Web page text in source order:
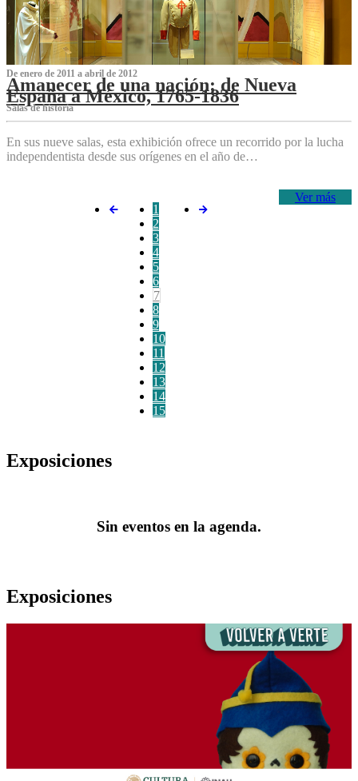
De enero de 2011 a abril de 2012
Amanecer de una nación: de Nueva
España a México, 1765-1836
Salas de historia
En sus nueve salas, esta exhibición ofrece un recorrido por la lucha
independentista desde sus orígenes en el año de…
Ver más
1
2
3
4
5
6
7
8
9
10
11
12
13
14
15
Exposiciones
Sin eventos en la agenda.
Exposiciones